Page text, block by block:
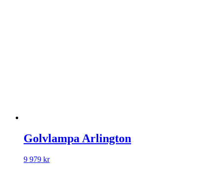
Golvlampa Arlington
9 979 kr